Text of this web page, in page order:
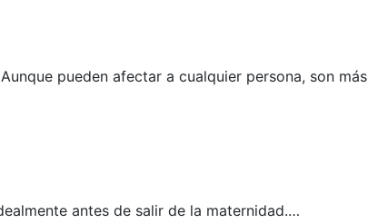
pueden afectar a cualquier persona, son más
antes de salir de la maternidad.…